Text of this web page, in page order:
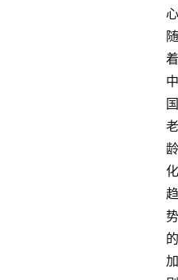
心
随
着
中
国
老
龄
化
趋
势
的
加